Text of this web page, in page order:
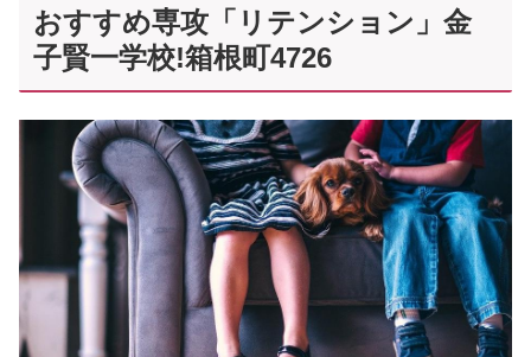
おすすめ専攻「リテンション」金
子賢一学校!箱根町4726